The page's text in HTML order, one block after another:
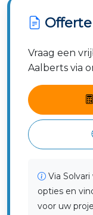
Vraag een
Aalberts via
Via
opties en
voor uw